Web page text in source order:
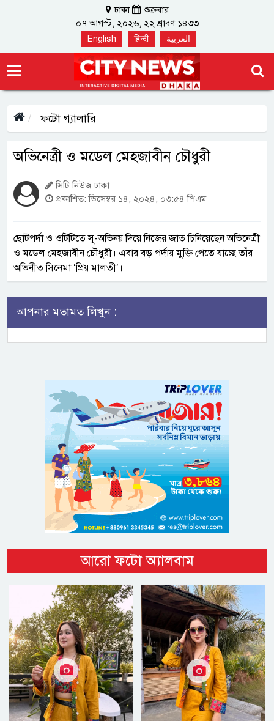
ঢাকা
শুক্রবার
০৭ আগস্ট, ২০২৬, ২২ শ্রাবণ ১৪৩৩
English हिन्दी العربية
ফটো গ্যালারি
অভিনেত্রী ও মডেল মেহজাবীন চৌধুরী
সিটি নিউজ ঢাকা
প্রকাশিত: ডিসেম্বর ১৪, ২০২৪, ০৩:৫৪ পিএম
ছোটপর্দা ও ওটিটিতে সু-অভিনয় দিয়ে নিজের জাত চিনিয়েছেন অভিনেত্রী
ও মডেল মেহজাবীন চৌধুরী। এবার বড় পর্দায় মুক্তি পেতে যাচ্ছে তাঁর
অভিনীত সিনেমা ‘প্রিয় মালতী’।
আপনার মতামত লিখুন :
আরো ফটো অ্যালবাম